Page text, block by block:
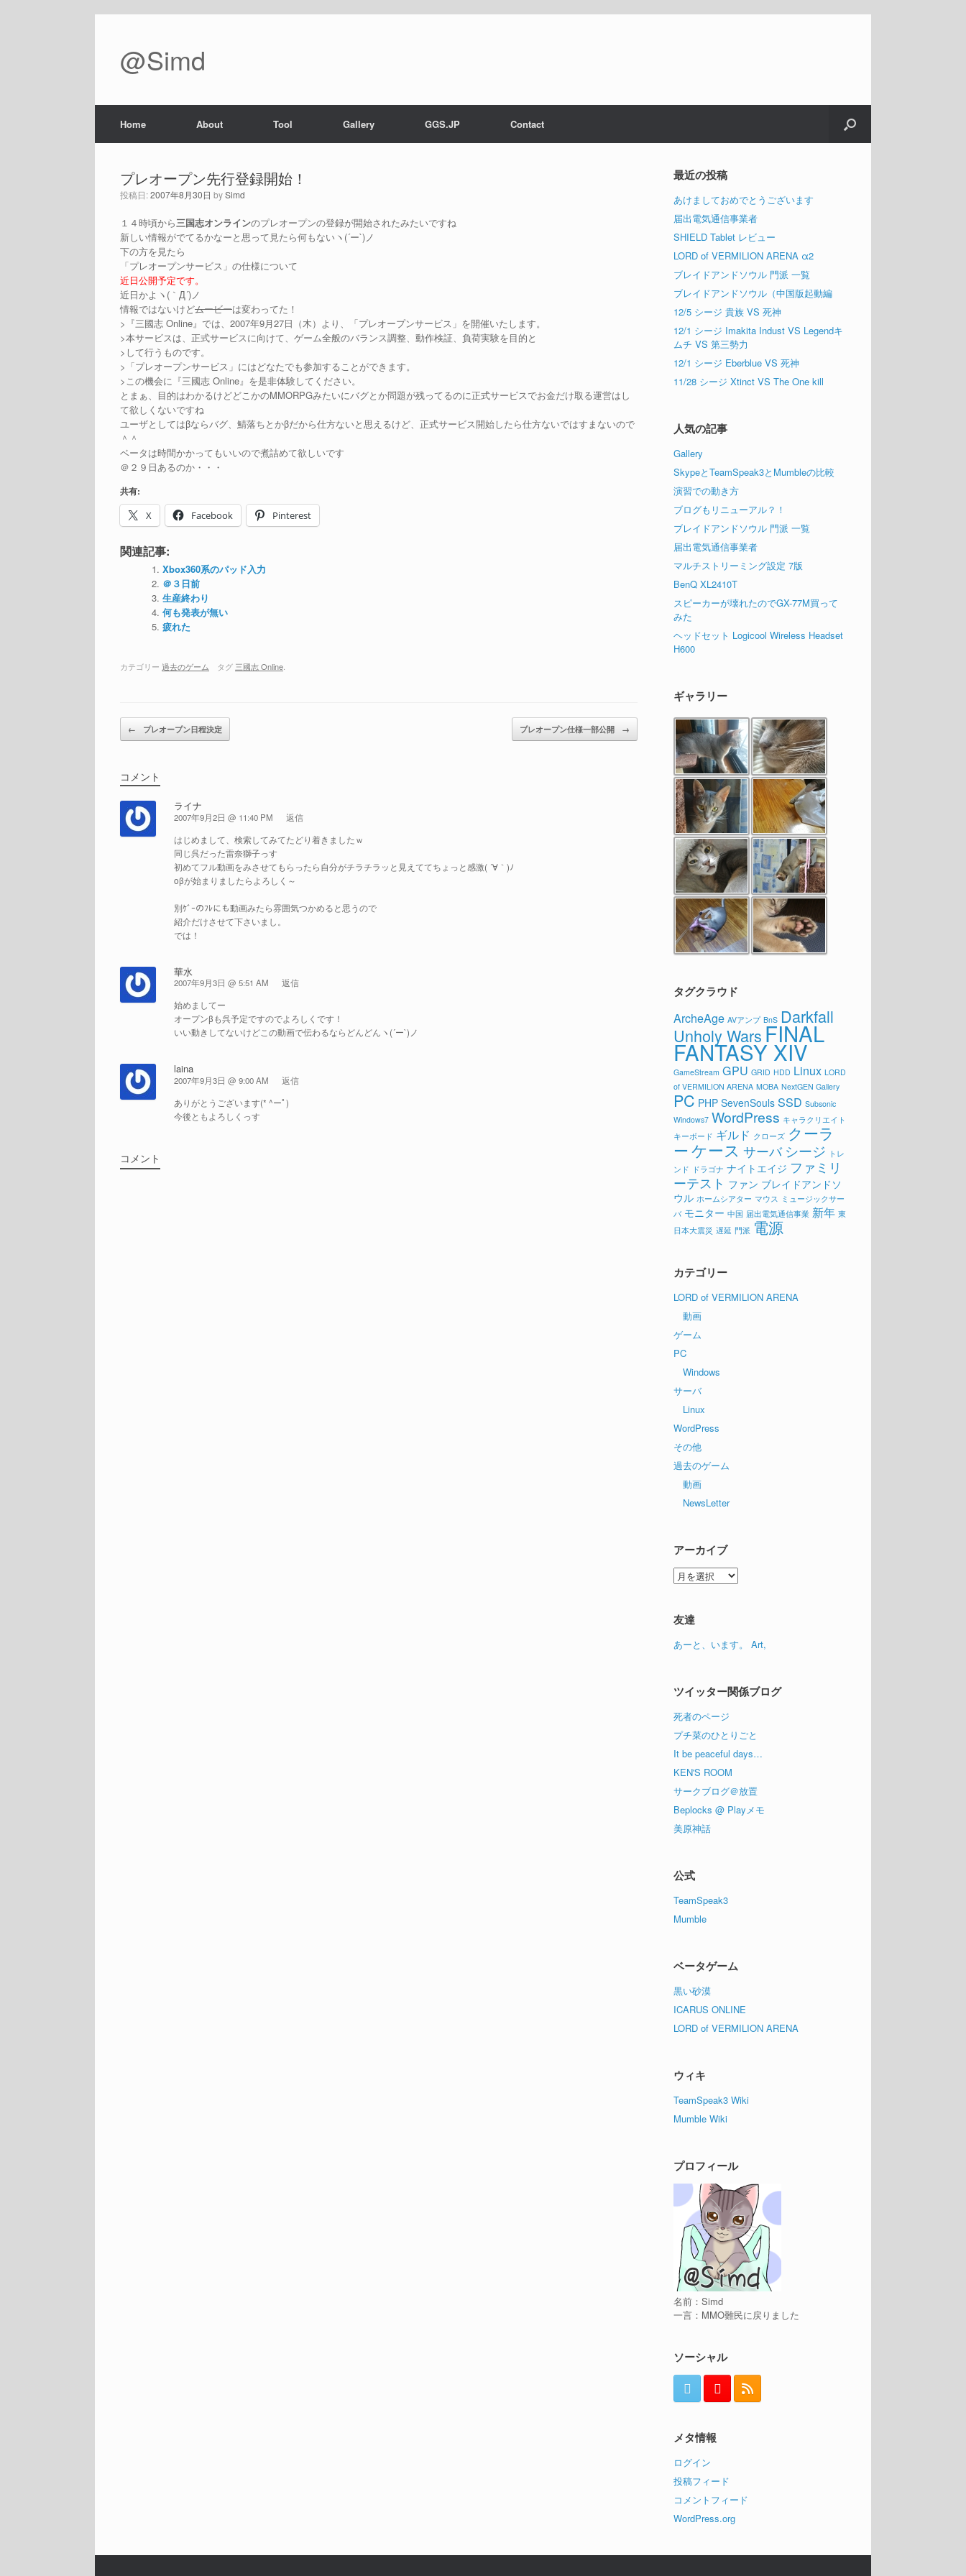
@Simd
Home About Tool Gallery GGS.JP Contact
プレオープン先行登録開始！
投稿日:2007年8月30日 bySimd
１４時頃から三国志オンラインのプレオープンの登録が開始されたみたいですね
新しい情報がでてるかなーと思って見たら何もないヽ(´ー`)ノ
下の方を見たら
「プレオープンサービス」の仕様について
近日公開予定です。
近日かよヽ(｀Д´)ノ
情報ではないけどムービーは変わってた！
>『三國志 Online』では、2007年9月27日（木）より、「プレオープンサービス」を開催いたします。
>本サービスは、正式サービスに向けて、ゲーム全般のバランス調整、動作検証、負荷実験を目的と
>して行うものです。
>「プレオープンサービス」にはどなたでも参加することができます。
>この機会に『三國志 Online』を是非体験してください。
とまぁ、目的はわかるけどどこかのMMORPGみたいにバグとか問題が残ってるのに正式サービスでお金だけ取る運営はし
て欲しくないですね
ユーザとしてはβならバグ、鯖落ちとかβだから仕方ないと思えるけど、正式サービス開始したら仕方ないではすまないので
＾＾
ベータは時間かかってもいいので煮詰めて欲しいです
＠２９日あるのか・・・
共有:
X
Facebook Pinterest
関連記事:
Xbox360系のパッド入力
＠３日前
生産終わり
何も発表が無い
疲れた
カテゴリー 過去のゲーム タグ 三國志 Online
投稿ナビゲーション
← プレオープン日程決定 プレオープン仕様一部公開 →
コメント
ライナ
2007年9月2日 @ 11:40 PM 返信
はじめまして、検索してみてたどり着きましたｗ
同じ呉だった雷奈獅子っす
初めてフル動画をみさせてもらったら自分がチラチラッと見えててちょっと感激( ´∀｀)ﾉ
oβが始まりましたらよろしく～
別ｹﾞｰのﾌﾚにも動画みたら雰囲気つかめると思うので
紹介だけさせて下さいまし。
では！
華水
2007年9月3日 @ 5:51 AM 返信
始めましてー
オープンβも呉予定ですのでよろしくです！
いい動きしてないけどこの動画で伝わるならどんどんヽ(´ー`)ノ
laina
2007年9月3日 @ 9:00 AM 返信
ありがとうございます(* ^ーﾟ)
今後ともよろしくっす
コメント
最近の投稿
あけましておめでとうございます
届出電気通信事業者
SHIELD Tablet レビュー
LORD of VERMILION ARENA α2
ブレイドアンドソウル 門派 一覧
ブレイドアンドソウル（中国版起動編
12/5 シージ 貴族 VS 死神
12/1 シージ Imakita Indust VS Legendキ
ムチ VS 第三勢力
12/1 シージ Eberblue VS 死神
11/28 シージ Xtinct VS The One kill
人気の記事
Gallery
SkypeとTeamSpeak3とMumbleの比較
演習での動き方
ブログもリニューアル？！
ブレイドアンドソウル 門派 一覧
届出電気通信事業者
マルチストリーミング設定 7版
BenQ XL2410T
スピーカーが壊れたのでGX-77M買って
みた
ヘッドセット Logicool Wireless Headset
H600
ギャラリー
タグクラウド
ArcheAge AVアンプ BnS Darkfall
Unholy WarsFINAL
FANTASY XIV
GameStream GPU GRID HDD Linux LORD
of VERMILION ARENA MOBA NextGEN Gallery
PC PHP SevenSouls SSD Subsonic
Windows7 WordPress キャラクリエイト
キーボード ギルド クローズ クーラ
ーケース サーバ シージ トレ
ンド ドラゴナ ナイトエイジ ファミリ
ーテスト ファン ブレイドアンドソ
ウル ホームシアター マウス ミュージックサー
バ モニター 中国 届出電気通信事業 新年 東
日本大震災 遅延 門派 電源
カテゴリー
LORD of VERMILION ARENA
動画
ゲーム
PC
Windows
サーバ
Linux
WordPress
その他
過去のゲーム
動画
NewsLetter
アーカイブ
ア
ー
イ
ブ
友達
あーと、います。 Art,
ツイッター関係ブログ
死者のページ
プチ菜のひとりごと
It be peaceful days…
KEN'S ROOM
サークブログ＠放置
Beplocks @ Playメモ
美原神話
公式
TeamSpeak3
Mumble
ベータゲーム
黒い砂漠
ICARUS ONLINE
LORD of VERMILION ARENA
ウィキ
TeamSpeak3 Wiki
Mumble Wiki
プロフィール
名前：Simd
一言：MMO難民に戻りました
ソーシャル
メタ情報
ログイン
投稿フィード
コメントフィード
WordPress.org